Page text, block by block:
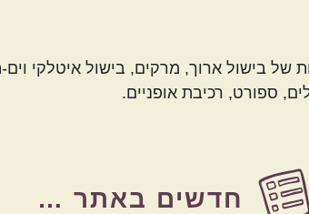
בישול ארוך, מרקים, בישול איטלקי וים-
ספורט, רכיבת אופניים.
חדשים באתר …